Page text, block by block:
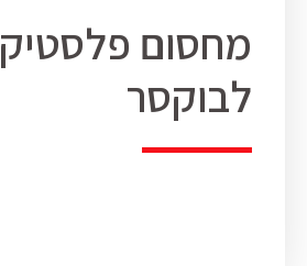
מחסום פלסטיק
לבוקסר